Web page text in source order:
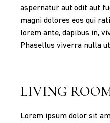
aspernatur aut odit aut
magni dolores eos qui
lorem ante, dapibus in,
Phasellus viverra nulla
LIVING
Lorem ipsum dolor sit